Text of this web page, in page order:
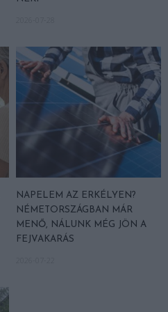
NAPELEM AZ ERKÉLYEN?
NÉMETORSZÁGBAN MÁR
MENŐ, NÁLUNK MÉG JÖN A
FEJVAKARÁS